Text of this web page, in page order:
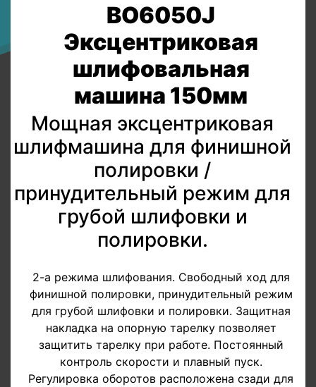
BO6050J
Эксцентриковая
шлифовальная
машина 150мм
Мощная эксцентриковая
шлифмашина для финишной
полировки /
принудительный режим для
грубой шлифовки и
полировки.
2-а режима шлифования. Свободный ход для
финишной полировки, принудительный режим
для грубой шлифовки и полировки. Защитная
накладка на опорную тарелку позволяет
защитить тарелку при работе. Постоянный
контроль скорости и плавный пуск.
Регулировка оборотов расположена сзади для